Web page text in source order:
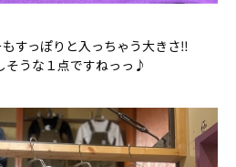
すっぽりと入っちゃう大きさ‼
そうな１点ですねっっ♪